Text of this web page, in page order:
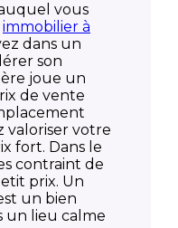
vous
immobilier à
dans un
son
joue un
de vente
valoriser votre
fort. Dans le
contraint de
prix. Un
un bien
un lieu calme